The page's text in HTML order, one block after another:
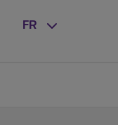
FR